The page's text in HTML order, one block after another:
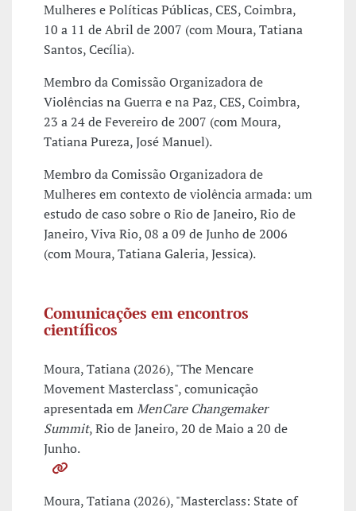
Mulheres e Políticas Públicas, CES, Coimbra,
10 a 11 de Abril de 2007 (com Moura, Tatiana
Santos, Cecília).
Membro da Comissão Organizadora de
Violências na Guerra e na Paz, CES, Coimbra,
23 a 24 de Fevereiro de 2007 (com Moura,
Tatiana Pureza, José Manuel).
Membro da Comissão Organizadora de
Mulheres em contexto de violência armada: um
estudo de caso sobre o Rio de Janeiro, Rio de
Janeiro, Viva Rio, 08 a 09 de Junho de 2006
(com Moura, Tatiana Galeria, Jessica).
Comunicações em encontros
científicos
Moura, Tatiana (2026), "The Mencare
Movement Masterclass", comunicação
apresentada emMenCare Changemaker
Summit, Rio de Janeiro, 20 de Maio a 20 de
Junho.
Moura, Tatiana (2026), "Masterclass: State of